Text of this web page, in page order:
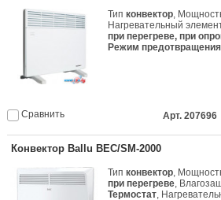
Типконвектор,
Нагревательный
при перегреве, при
Режим
Сравнить Арт. 207696
Конвектор Ballu BEC/SM-2000
Типконвектор,
при перегреве,
Термостат,